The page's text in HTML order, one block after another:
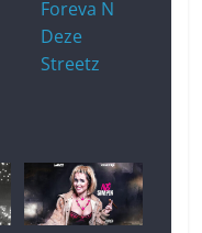
Foreva N
Deze
Streetz